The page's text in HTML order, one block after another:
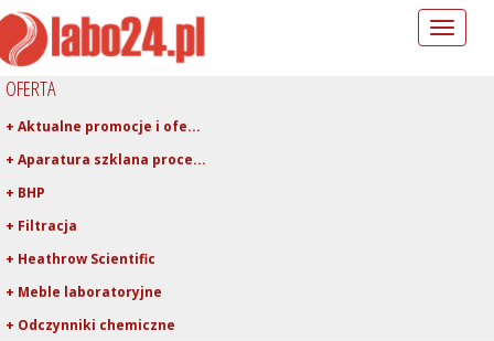
Toggle
OFERTA
+ Aktualne promocje i ofe...
+ Aparatura szklana proce...
+ BHP
+ Filtracja
+ Heathrow Scientific
+ Meble laboratoryjne
+ Odczynniki chemiczne